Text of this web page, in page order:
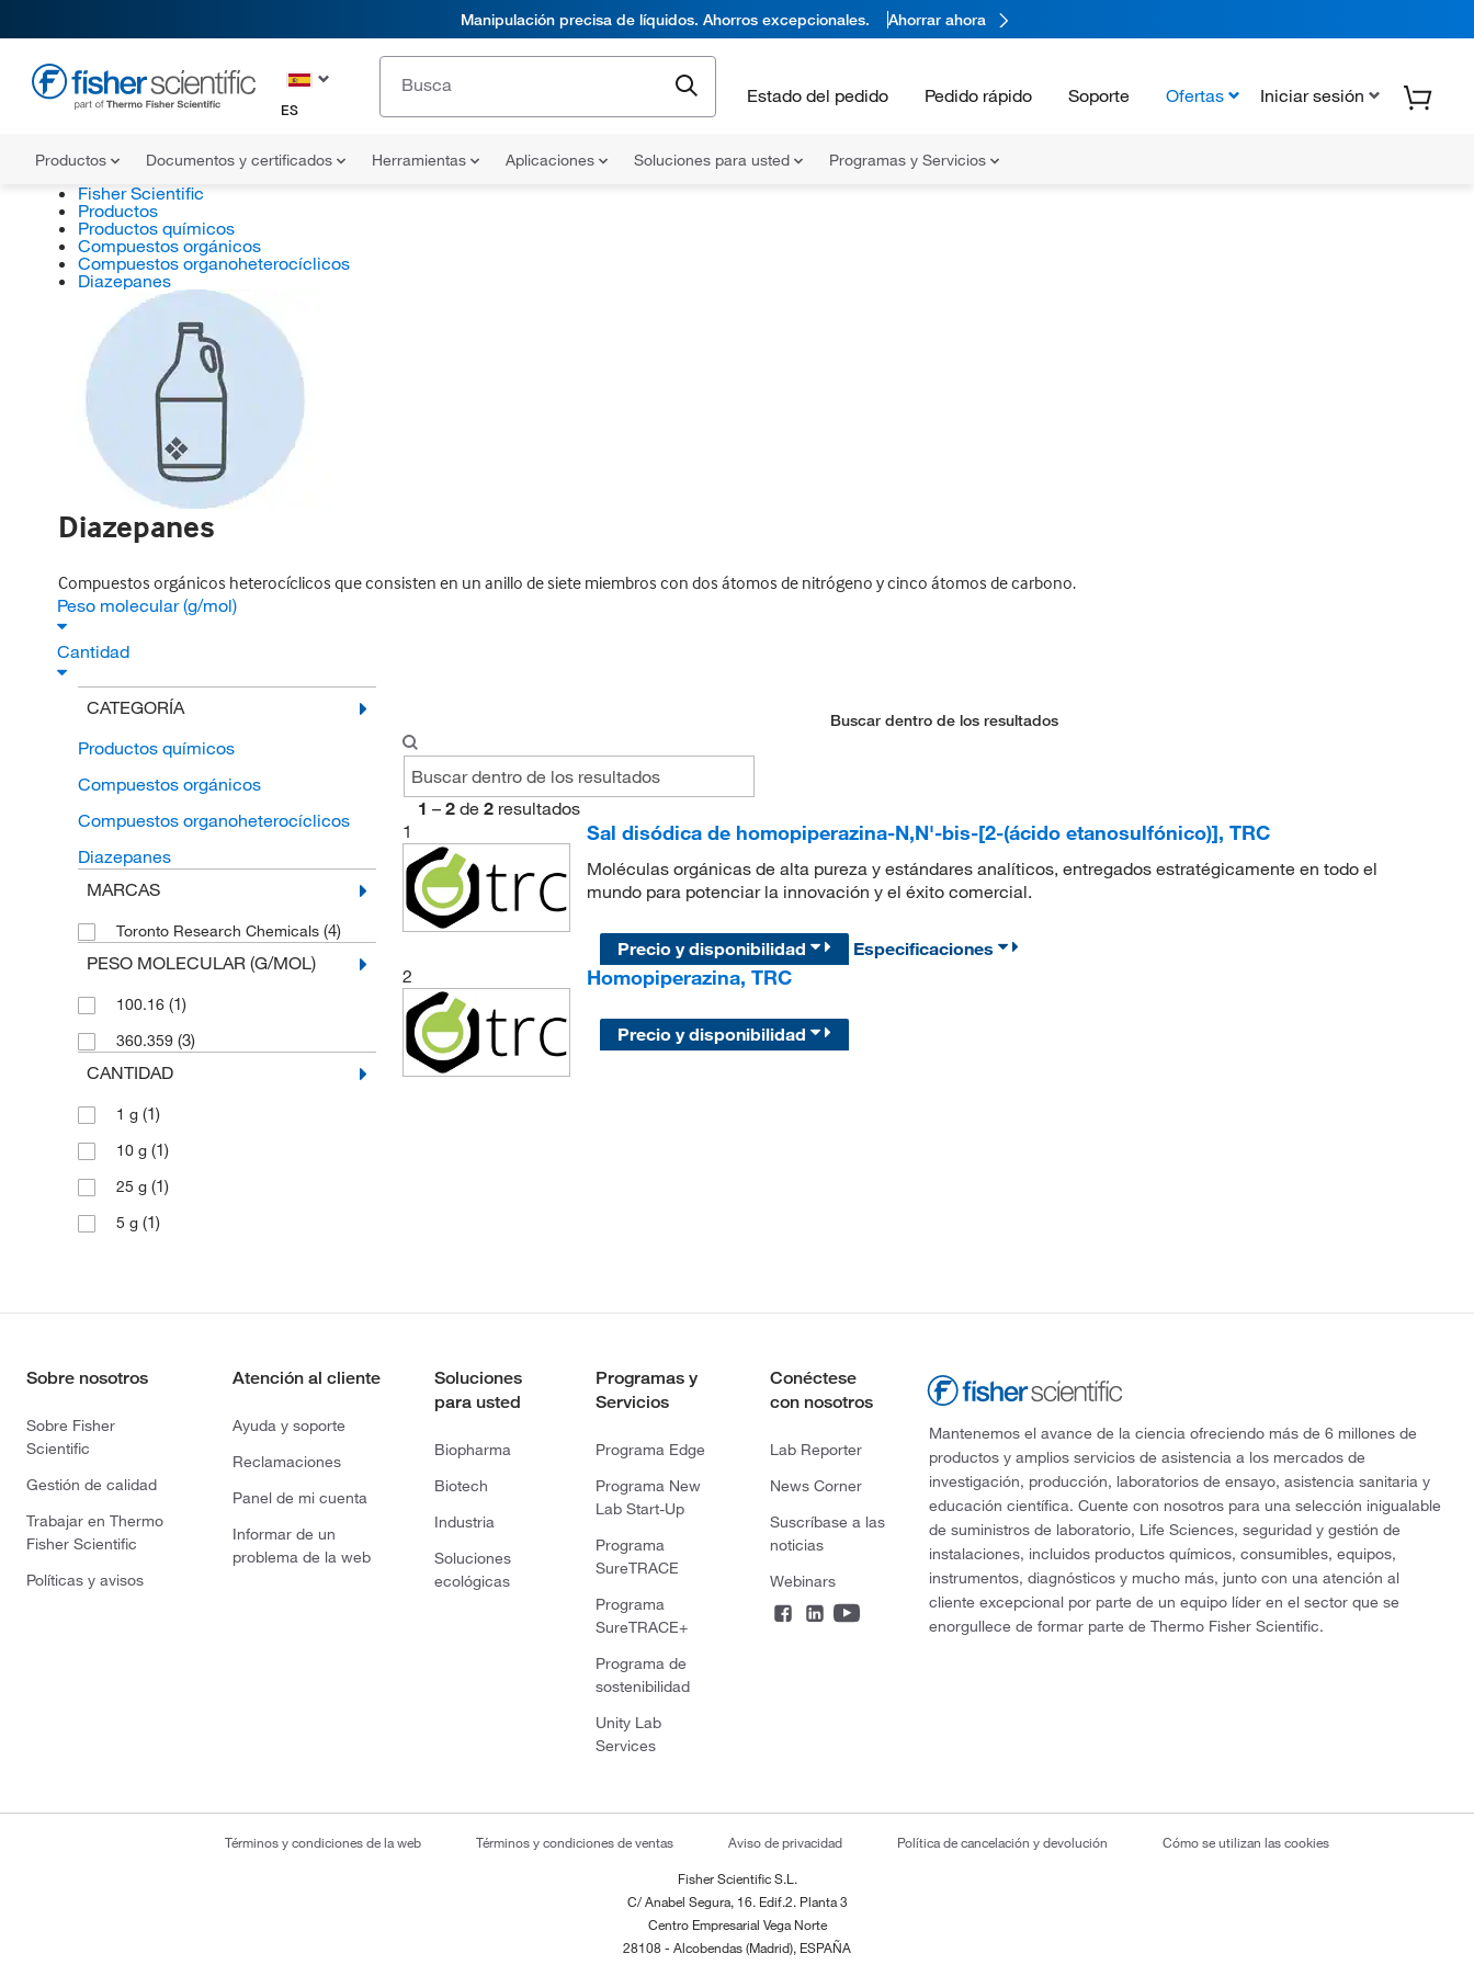
Manipulación precisa de líquidos. Ahorros excepcionales. Ahorrar ahora
ES
Estado del pedido Pedido rápido Soporte Ofertas Iniciar sesión
Productos Documentos y certificados Herramientas Aplicaciones Soluciones para usted Programas y Servicios
Fisher Scientific
Productos
Productos químicos
Compuestos orgánicos
Compuestos organoheterocíclicos
Diazepanes
Diazepanes
Compuestos orgánicos heterocíclicos que consisten en un anillo de siete miembros con dos átomos de nitrógeno y cinco átomos de carbono.
Peso molecular (g/mol)
Cantidad
CATEGORÍA
Productos químicos
Compuestos orgánicos
Compuestos organoheterocíclicos
Diazepanes
MARCAS
Toronto Research Chemicals (4)
PESO MOLECULAR (G/MOL)
100.16 (1)
360.359 (3)
CANTIDAD
1 g (1)
10 g (1)
25 g (1)
5 g (1)
Buscar dentro de los resultados
1 – 2 de 2 resultados
1
Sal disódica de homopiperazina-N,N'-bis-[2-(ácido etanosulfónico)], TRC
Moléculas orgánicas de alta pureza y estándares analíticos, entregados estratégicamente en todo el
mundo para potenciar la innovación y el éxito comercial.
Precio y disponibilidad
Especificaciones
2
Homopiperazina, TRC
Precio y disponibilidad
Sobre nosotros
Sobre Fisher
Scientific
Gestión de calidad
Trabajar en Thermo
Fisher Scientific
Políticas y avisos
Atención al cliente
Ayuda y soporte
Reclamaciones
Panel de mi cuenta
Informar de un
problema de la web
Soluciones
para usted
Biopharma
Biotech
Industria
Soluciones
ecológicas
Programas y
Servicios
Programa Edge
Programa New
Lab Start-Up
Programa
SureTRACE
Programa
SureTRACE+
Programa de
sostenibilidad
Unity Lab
Services
Conéctese
con nosotros
Lab Reporter
News Corner
Suscríbase a las
noticias
Webinars
Mantenemos el avance de la ciencia ofreciendo más de 6 millones de
productos y amplios servicios de asistencia a los mercados de
investigación, producción, laboratorios de ensayo, asistencia sanitaria y
educación científica. Cuente con nosotros para una selección inigualable
de suministros de laboratorio, Life Sciences, seguridad y gestión de
instalaciones, incluidos productos químicos, consumibles, equipos,
instrumentos, diagnósticos y mucho más, junto con una atención al
cliente excepcional por parte de un equipo líder en el sector que se
enorgullece de formar parte de Thermo Fisher Scientific.
Términos y condiciones de la web Términos y condiciones de ventas Aviso de privacidad Política de cancelación y devolución Cómo se utilizan las cookies
Fisher Scientific S.L.
C/ Anabel Segura, 16. Edif.2. Planta 3
Centro Empresarial Vega Norte
28108 - Alcobendas (Madrid), ESPAÑA